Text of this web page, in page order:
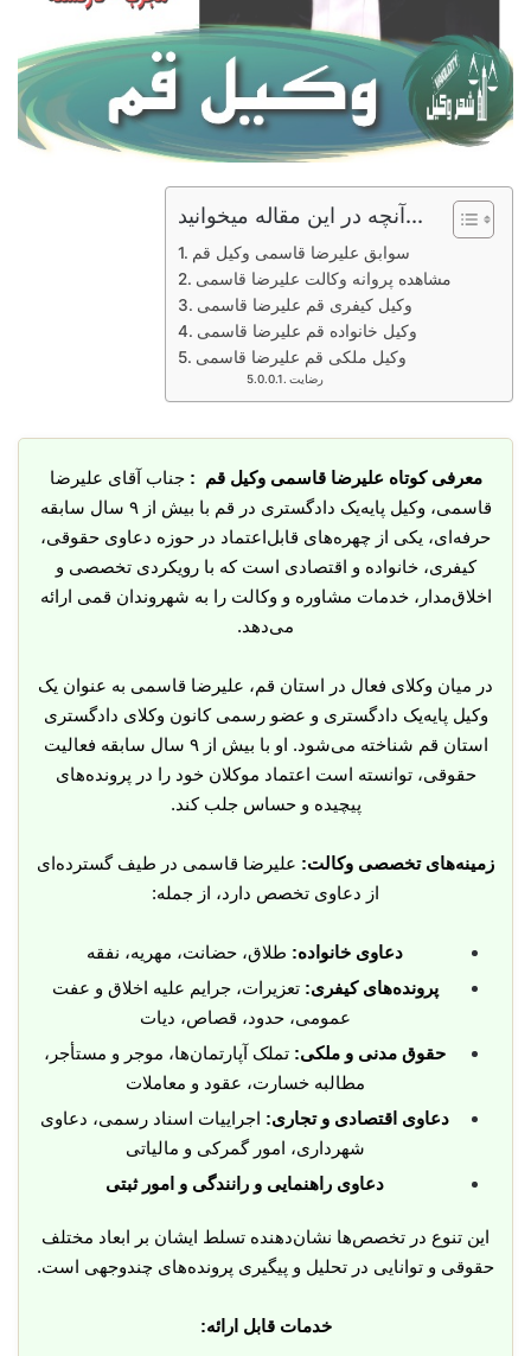
آنچه در این مقاله میخوانید...
سوابق علیرضا قاسمی وکیل قم
مشاهده پروانه وکالت علیرضا قاسمی
وکیل کیفری قم علیرضا قاسمی
وکیل خانواده قم علیرضا قاسمی
وکیل ملکی قم علیرضا قاسمی
رضایت
معرفی کوتاه علیرضا قاسمی وکیل قم : جناب آقای علیرضا
قاسمی، وکیل پایه‌یک دادگستری در قم با بیش از ۹ سال سابقه
حرفه‌ای، یکی از چهره‌های قابل‌اعتماد در حوزه دعاوی حقوقی،
کیفری، خانواده و اقتصادی است که با رویکردی تخصصی و
اخلاق‌مدار، خدمات مشاوره و وکالت را به شهروندان قمی ارائه
می‌دهد.
در میان وکلای فعال در استان قم، علیرضا قاسمی به عنوان یک
وکیل پایه‌یک دادگستری و عضو رسمی کانون وکلای دادگستری
استان قم شناخته می‌شود. او با بیش از ۹ سال سابقه فعالیت
حقوقی، توانسته است اعتماد موکلان خود را در پرونده‌های
پیچیده و حساس جلب کند.
زمینه‌های تخصصی وکالت: علیرضا قاسمی در طیف گسترده‌ای
از دعاوی تخصص دارد، از جمله:
دعاوی خانواده: طلاق، حضانت، مهریه، نفقه
پرونده‌های کیفری: تعزیرات، جرایم علیه اخلاق و عفت
عمومی، حدود، قصاص، دیات
حقوق مدنی و ملکی: تملک آپارتمان‌ها، موجر و مستأجر،
مطالبه خسارت، عقود و معاملات
دعاوی اقتصادی و تجاری: اجراییات اسناد رسمی، دعاوی
شهرداری، امور گمرکی و مالیاتی
دعاوی راهنمایی و رانندگی و امور ثبتی
این تنوع در تخصص‌ها نشان‌دهنده تسلط ایشان بر ابعاد مختلف
حقوقی و توانایی در تحلیل و پیگیری پرونده‌های چندوجهی است.
خدمات قابل ارائه: